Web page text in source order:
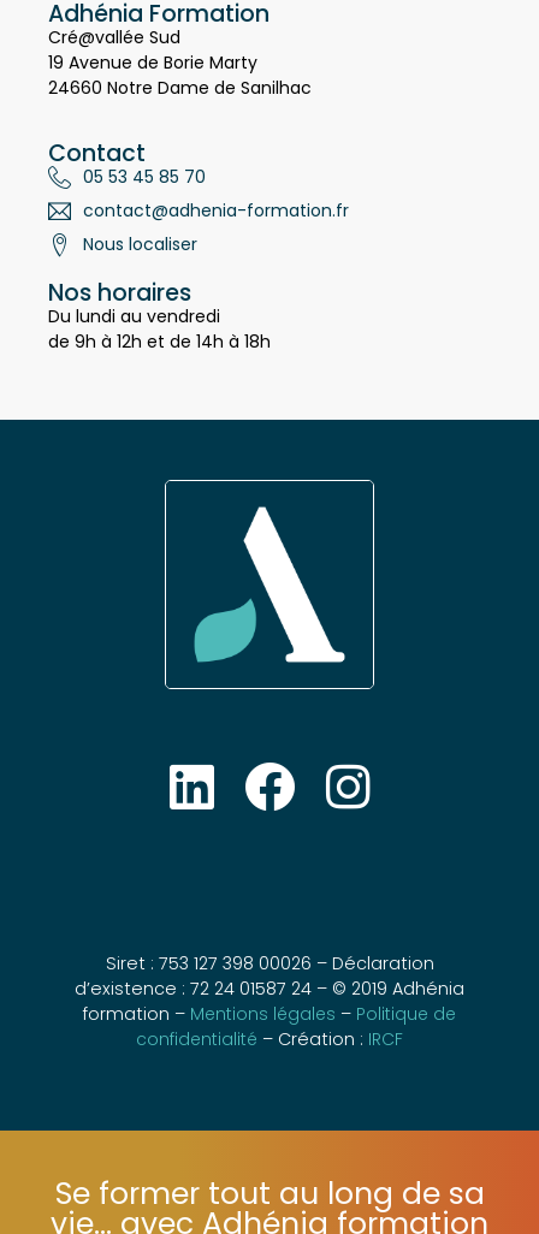
Adhénia Formation
Cré@vallée Sud
19 Avenue de Borie Marty
Contact
05 53 45 85 70
contact@adhenia-formation.fr
Nos horaires
Du lundi au vendredi
Siret : 753 127 398 00026 – Déclaration
d’existence : 72 24 01587 24 – © 2019 Adhénia
formation –Mentions légales– Politique de
Se former tout au long de sa